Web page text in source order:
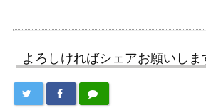
よろしければシェアお願いしま